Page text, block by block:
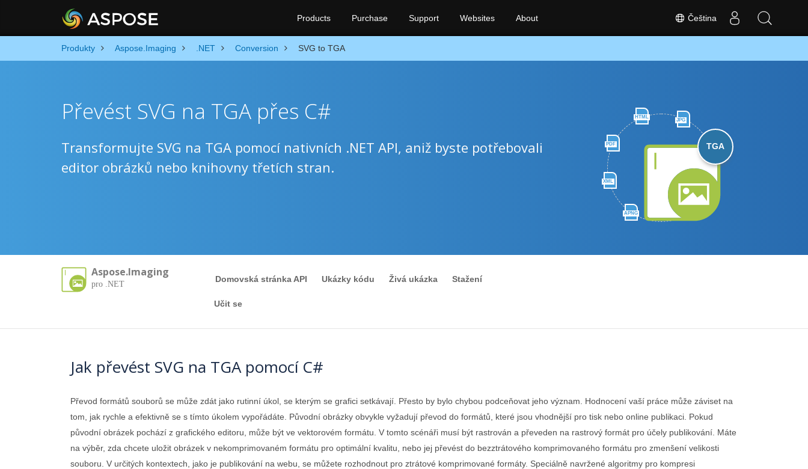
Čeština
Products Purchase Support Websites About
Produkty Aspose.Imaging .NET Conversion SVG to TGA
HTML
JPG
PDF
XML
APNG
TGA
Převést SVG na TGA přes C#
Transformujte SVG na TGA pomocí nativních .NET API, aniž byste potřebovali
editor obrázků nebo knihovny třetích stran.
Aspose.Imaging
pro .NET
Domovská stránka API Ukázky kódu Živá ukázka Stažení
Učit se
Jak převést SVG na TGA pomocí C#
Převod formátů souborů se může zdát jako rutinní úkol, se kterým se grafici setkávají. Přesto by bylo chybou podceňovat jeho význam. Hodnocení vaší práce může záviset na
tom, jak rychle a efektivně se s tímto úkolem vypořádáte. Původní obrázky obvykle vyžadují převod do formátů, které jsou vhodnější pro tisk nebo online publikaci. Pokud
původní obrázek pochází z grafického editoru, může být ve vektorovém formátu. V tomto scénáři musí být rastrován a převeden na rastrový formát pro účely publikování. Máte
na výběr, zda chcete uložit obrázek v nekomprimovaném formátu pro optimální kvalitu, nebo jej převést do bezztrátového komprimovaného formátu pro zmenšení velikosti
souboru. V určitých kontextech, jako je publikování na webu, se můžete rozhodnout pro ztrátové komprimované formáty. Speciálně navržené algoritmy pro kompresi